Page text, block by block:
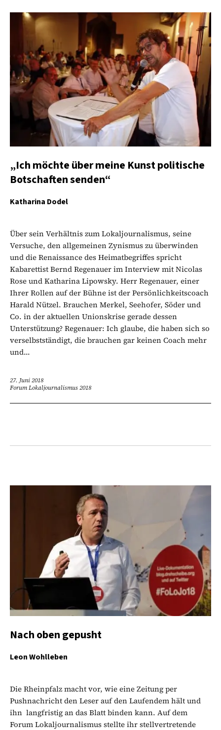
„Ich möchte über meine Kunst politische
Botschaften senden“
Katharina Dodel
Über sein Verhältnis zum Lokaljournalismus, seine
Versuche, den allgemeinen Zynismus zu überwinden
und die Renaissance des Heimatbegriffes spricht
Kabarettist Bernd Regenauer im Interview mit Nicolas
Rose und Katharina Lipowsky. Herr Regenauer, einer
Ihrer Rollen auf der Bühne ist der Persönlichkeitscoach
Harald Nützel. Brauchen Merkel, Seehofer, Söder und
Co. in der aktuellen Unionskrise gerade dessen
Unterstützung? Regenauer: Ich glaube, die haben sich so
verselbstständigt, die brauchen gar keinen Coach mehr
und...
27. Juni 2018
Forum Lokaljournalismus 2018
Nach oben gepusht
Leon Wohlleben
Die Rheinpfalz macht vor, wie eine Zeitung per
Pushnachricht den Leser auf den Laufendem hält und
ihn langfristig an das Blatt binden kann. Auf dem
Forum Lokaljournalismus stellte ihr stellvertretende